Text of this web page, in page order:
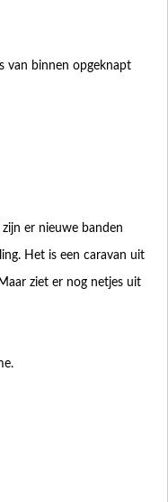
van binnen opgeknapt
er nieuwe banden
Het is een caravan uit
ziet er nog netjes uit